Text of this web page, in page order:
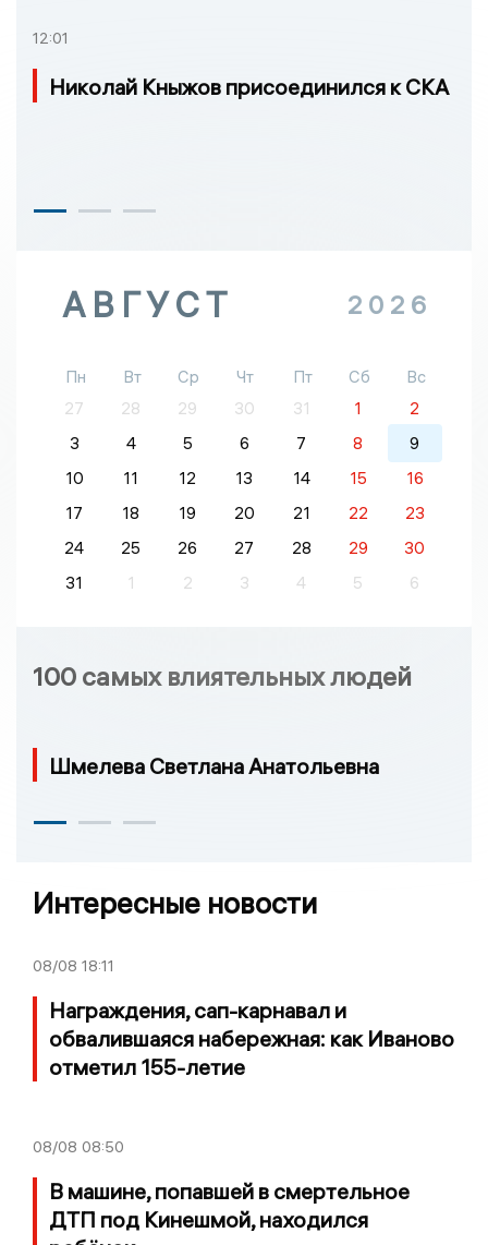
12:01
Николай Кныжов присоединился к СКА
АВГУСТ 2026
Пн Вт Ср Чт Пт Сб
Вс
27
28 29 30 31 1
2
3
4 5 6 7 8
9
10
11 12 13 14 15
16
17
18 19 20 21 22
23
24
25 26 27 28 29
30
31
1 2 3 4 5 6
100 самых влиятельных людей
Шмелева Светлана Анатольевна
Интересные новости
08/08 18:11
Награждения, сап-карнавал и
обвалившаяся набережная: как Иваново
отметил 155-летие
08/08 08:50
В машине, попавшей в смертельное
ДТП под Кинешмой, находился